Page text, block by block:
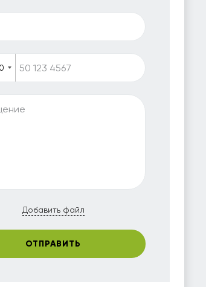
Добавить файл
ОТПРАВИТЬ